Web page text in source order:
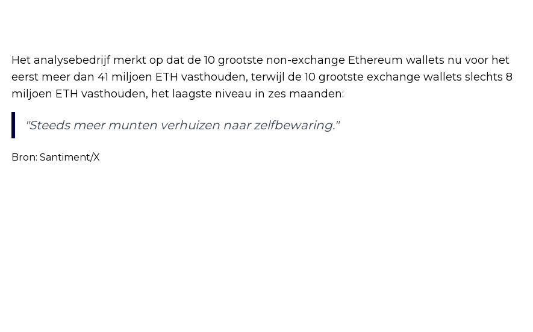
Het analysebedrijf merkt op dat de 10 grootste non-exchange Ethereum wallets nu voor het
eerst meer dan 41 miljoen ETH vasthouden, terwijl de 10 grootste exchange wallets slechts 8
miljoen ETH vasthouden, het laagste niveau in zes maanden:
"Steeds meer munten verhuizen naar zelfbewaring."
Bron: Santiment/X